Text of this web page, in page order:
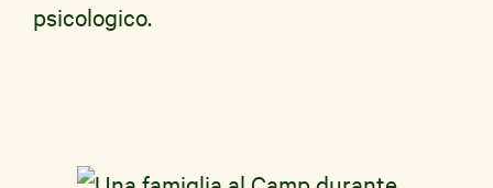
psicologico.